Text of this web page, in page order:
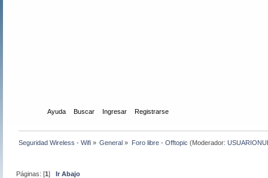
Ayuda Buscar Ingresar Registrarse
Seguridad Wireless - Wifi » General » Foro libre - Offtopic (Moderador:
Páginas: [1]Ir Abajo